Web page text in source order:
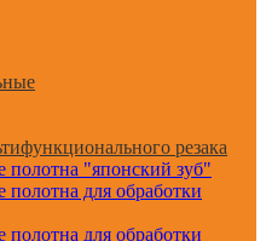
резака
"японский зуб"
для обработки
для обработки